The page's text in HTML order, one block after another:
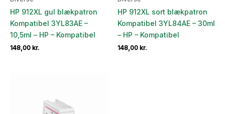
HP 912XL gul blækpatron
Kompatibel 3YL83AE –
10,5ml – HP – Kompatibel
148,00 kr.
HP 912XL sort blækpatron
Kompatibel 3YL84AE – 30ml
– HP – Kompatibel
148,00 kr.